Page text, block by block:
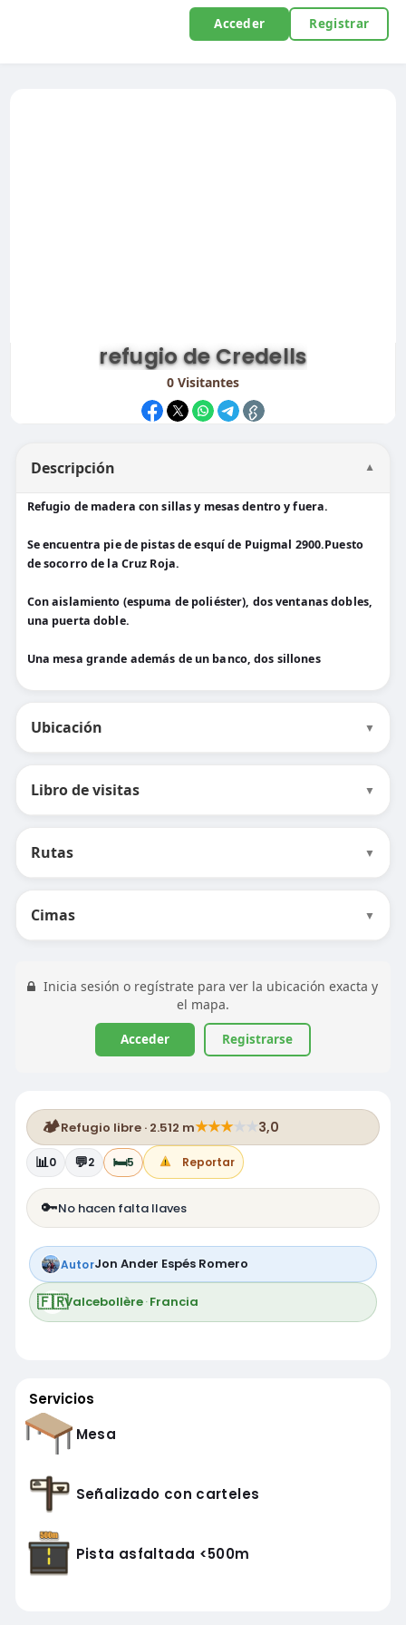
Acceder Registrar
refugio de Credells
0Visitantes
Descripción ▼
Refugio de madera con sillas y mesas dentro y fuera.
Se encuentra pie de pistas de esquí de Puigmal 2900.Puesto
de socorro de la Cruz Roja.
Con aislamiento (espuma de poliéster), dos ventanas dobles,
una puerta doble.
Una mesa grande además de un banco, dos sillones
Ubicación ▼
Libro de visitas ▼
Rutas ▼
Cimas ▼
Inicia sesión o regístrate para ver la ubicación exacta y
el mapa.
Acceder Registrarse
🏕️Refugio libre · 2.512 m★★★★ ★3,0
📊0 💬2 🛏️5 Reportar
🔑No hacen falta llaves
AutorJon Ander Espés Romero
🇫🇷Valcebollère·Francia
Servicios
Mesa
Señalizado con carteles
Pista asfaltada <500m